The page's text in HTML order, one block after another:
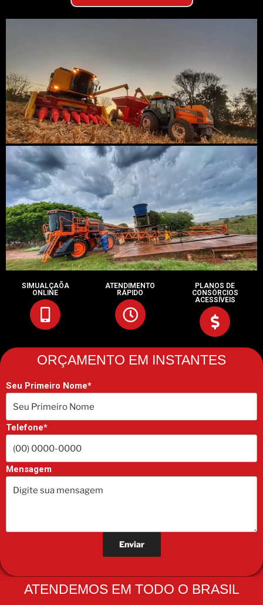
SIMUALÇAÕA
ONLINE
ATENDIMENTO
RÁPIDO
PLANOS DE
CONSÓRCIOS
ACESSÍVEIS
ORÇAMENTO EM INSTANTES
Seu Primeiro Nome*
Telefone*
Mensagem
ATENDEMOS EM TODO O BRASIL